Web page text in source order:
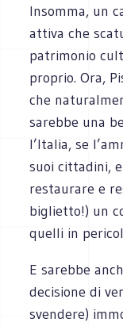
Insomma, un
attiva che
patrimonio
proprio. Ora,
che
sarebbe una
l’Italia, se
suoi cittadini,
restaurare e
biglietto!) un
quelli in
E sarebbe
decisione di
svendere)